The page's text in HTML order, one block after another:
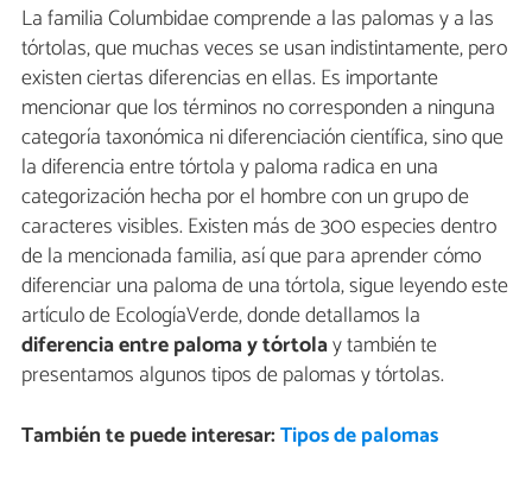
La familia Columbidae comprende a las palomas y a las
tórtolas, que muchas veces se usan indistintamente, pero
existen ciertas diferencias en ellas. Es importante
mencionar que los términos no corresponden a ninguna
categoría taxonómica ni diferenciación científica, sino que
la diferencia entre tórtola y paloma radica en una
categorización hecha por el hombre con un grupo de
caracteres visibles. Existen más de 300 especies dentro
de la mencionada familia, así que para aprender cómo
diferenciar una paloma de una tórtola, sigue leyendo este
artículo de EcologíaVerde, donde detallamos la
diferencia entre paloma y tórtolay también te
presentamos algunos tipos de palomas y tórtolas.
También te puede interesar:Tipos de palomas